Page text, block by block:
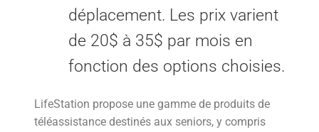
déplacement. Les prix varient
de 20$ à 35$ par mois en
fonction des options choisies.
LifeStation propose une gamme de produits de
téléassistance destinés aux seniors, y compris